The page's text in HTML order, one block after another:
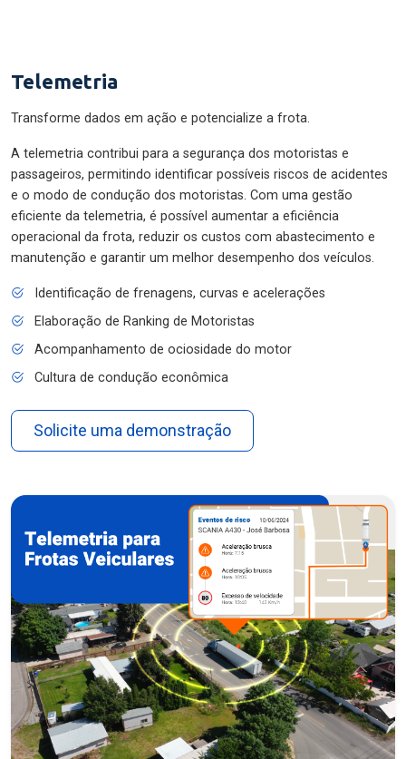
Telemetria
Transforme dados em ação e potencialize a frota.
A telemetria contribui para a segurança dos motoristas e
passageiros, permitindo identificar possíveis riscos de acidentes
e o modo de condução dos motoristas. Com uma gestão
eficiente da telemetria, é possível aumentar a eficiência
operacional da frota, reduzir os custos com abastecimento e
manutenção e garantir um melhor desempenho dos veículos.
Identificação de frenagens, curvas e acelerações
Elaboração de Ranking de Motoristas
Acompanhamento de ociosidade do motor
Cultura de condução econômica
Solicite uma demonstração